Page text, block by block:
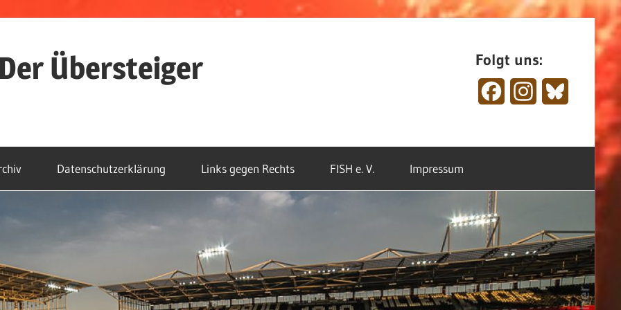
Der Übersteiger Folgt uns:
FacebookInstagramBluesky
Datenschutzerklärung Links gegen Rechts FISH e. V. Impressum